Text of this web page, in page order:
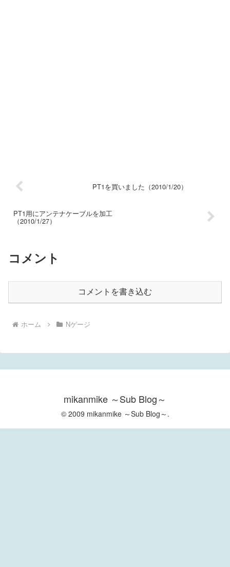
PT1を買いました（2010/1/20）
PT1用にアンテナケーブルを加工
（2010/1/27）
コメント
コメントを書き込む
ホーム Nゲージ
mikanmike ～Sub Blog～
© 2009 mikanmike ～Sub Blog～.